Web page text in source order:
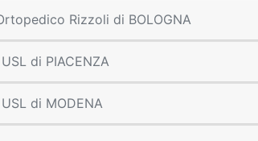
Rizzoli di BOLOGNA
di PIACENZA
di MODENA